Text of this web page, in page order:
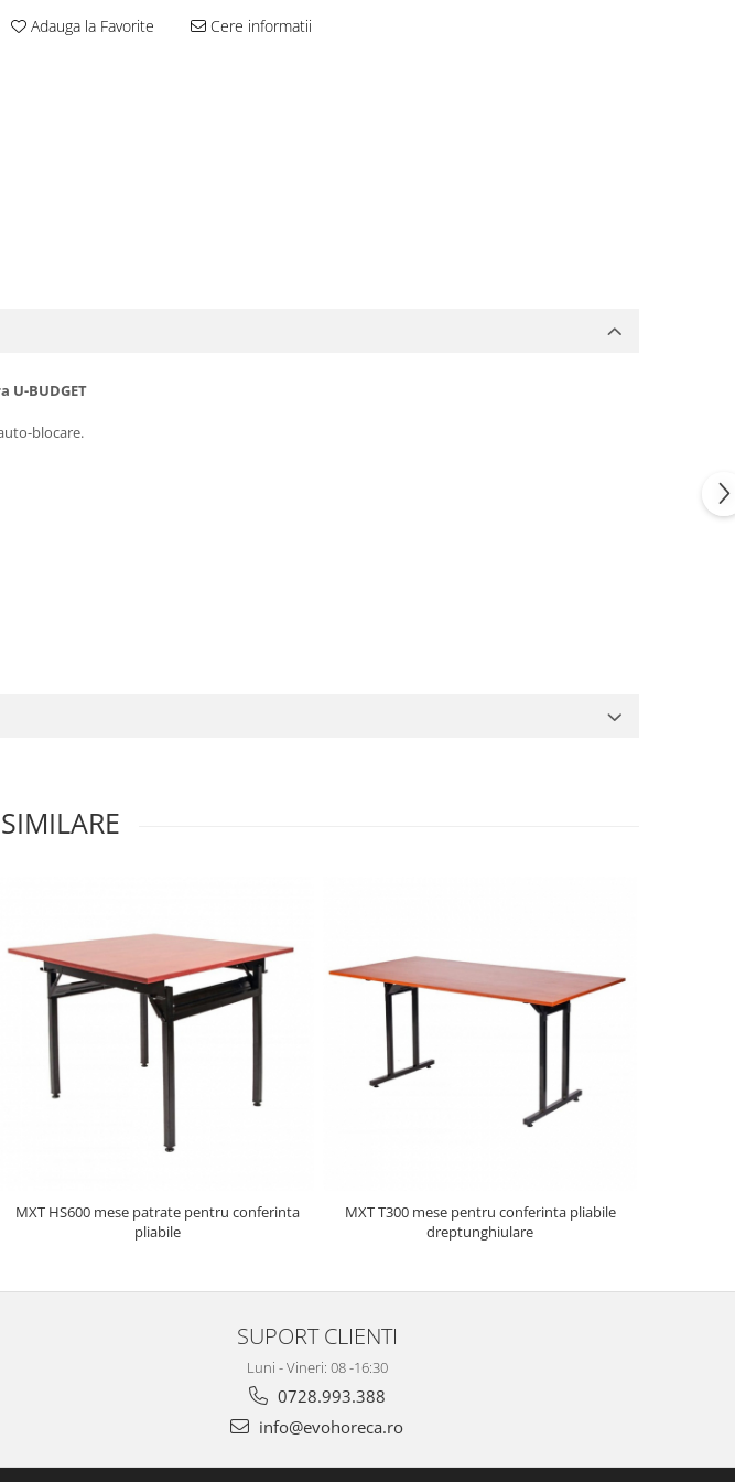
Adauga la Favorite Cere informatii
BUDGET
-blocare.
MXT HS600 mese patrate pentru conferinta
pliabile
MXT T300 mese pentru conferinta pliabile
dreptunghiulare
SUPORT CLIENTI
Luni - Vineri: 08 -16:30
0728.993.388
info@evohoreca.ro